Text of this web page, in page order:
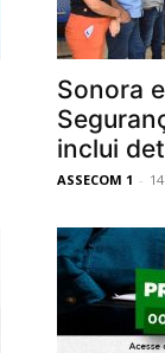
Sonora
inclui
ASSECOM 1 -